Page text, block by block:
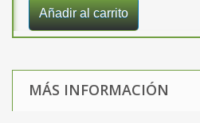
Añadir al carrito
MÁS INFORMACIÓN